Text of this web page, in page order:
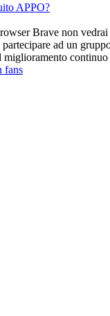
APPO?
Brave non
partecipare ad un
miglioramento
fans